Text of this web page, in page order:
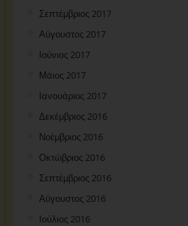
Σεπτέμβριος 2017
Αύγουστος 2017
Ιούνιος 2017
Μάιος 2017
Ιανουάριος 2017
Δεκέμβριος 2016
Νοέμβριος 2016
Οκτώβριος 2016
Σεπτέμβριος 2016
Αύγουστος 2016
Ιούλιος 2016